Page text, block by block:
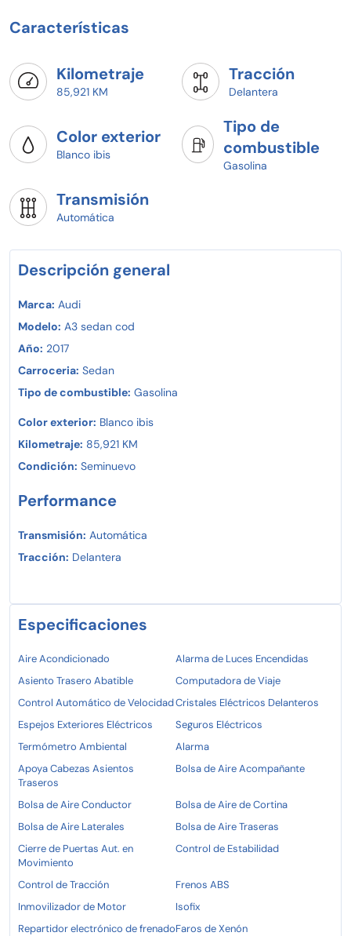
disponible. La ficha de depósito y/o recibo de caja deber
Características
Kilometraje
85,921 KM
Tracción
Delantera
Color exterior
Blanco ibis
Tipo de
combustible
Gasolina
Transmisión
Automática
Descripción general
Marca: Audi
Modelo: A3 sedan cod
Año: 2017
Carroceria: Sedan
Tipo de combustible: Gasolina
Color exterior: Blanco ibis
Kilometraje: 85,921 KM
Condición: Seminuevo
Performance
Transmisión: Automática
Tracción: Delantera
Especificaciones
Aire Acondicionado
Alarma de Luces Encendidas
Asiento Trasero Abatible
Computadora de Viaje
Control Automático de VelocidadCristales Eléctricos Delanteros
Espejos Exteriores Eléctricos
Seguros Eléctricos
Termómetro Ambiental
Alarma
Apoya Cabezas Asientos
Traseros
Bolsa de Aire Acompañante
Bolsa de Aire Conductor
Bolsa de Aire de Cortina
Bolsa de Aire Laterales
Bolsa de Aire Traseras
Cierre de Puertas Aut. en
Movimiento
Control de Estabilidad
Control de Tracción
Frenos ABS
Inmovilizador de Motor
Isofix
Repartidor electrónico de frenadoFaros de Xenón